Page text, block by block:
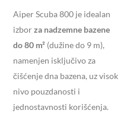
Aiper Scuba 800 je idealan
izborza nadzemne bazene
do 80 m² (dužine do 9 m),
namenjen isključivo za
čišćenje dna bazena, uz visok
nivo pouzdanosti i
jednostavnosti korišćenja.